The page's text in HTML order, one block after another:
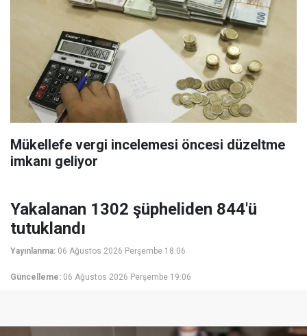
Mükellefe vergi incelemesi öncesi düzeltme
imkanı geliyor
Yakalanan 1302 şüpheliden 844'ü
tutuklandı
Yayınlanma: 06 Ağustos 2026 Perşembe 18:06
Güncelleme: 06 Ağustos 2026 Perşembe 19:06